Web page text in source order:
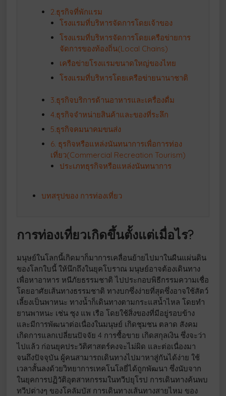
2.ธุรกิจที่พักแรม
โรงแรมที่บริหารจัดการโดยเจ้าของ
โรงแรมที่บริหารจัดการโดยเครือข่ายการ
จัดการของท้องถิ่น(Local Chains)
เครือข่ายโรงแรมขนาดใหญ่ของไทย
โรงแรมที่บริหารโดยเครือข่ายนานาชาติ
3.ธุรกิจบริการด้านอาหารและเครื่องดื่ม
4.ธุรกิจจำหน่ายสินค้าและของที่ระลึก
5.ธุรกิจคมนาคมขนส่ง
6. ธุรกิจหรือแหล่งนันทนาการเพื่อการท่อง
เที่ยว(Commercial Recreation Tourism)
ประเภทธุรกิจหรือแหล่งนันทนาการ
บทสรุปของ การท่องเที่ยว
การท่องเที่ยวเกิดขึ้นตั้งแต่เมื่อไร?
มนุษย์ในโลกนี้เกิดมาก็มาการเคลื่อนย้ายไปมาในผืนแผ่นดิน
ของโลกใบนี้ ให้นึกถึงในยุคโบราณ มนุษย์อาจต้องเดินทาง
เพื่อหาอาหาร หนีภัยธรรมชาติ ไปประกอบพิธีกรรมความเชื่อ
โดยอาศัยเส้นทางธรรมชาติ ทางบกซึ่งง่ายที่สุดซึ่งอาจใช้สัตว์
เลี้ยงเป็นพาหนะ ทางน้ำก็เดินทางตามกระแสน้ำไหล โดยทำ
ยานพาหนะ เช่น ซุง แพ เรือ โดยใช้สิ่งของที่มีอยู่รอบข้าง
และมีการพัฒนาต่อเนื่องในมนุษย์ เกิดชุมชน ตลาด สังคม
เกิดการแลกเปลี่ยนปัจจัย 4 การซื้อขาย เกิดสกุลเงิน ซึ่งจะว่า
ไปแล้ว ก่อนยุคประวัติศาสตร์คงจะไม่ผิด และต่อเนื่องมา
จนถึงปัจจุบัน ผู้คนสามารถเดินทางไปมาหาสู่กันได้ง่าย ใช้
เวลาสั้นลงด้วยวิทยาการเทคโนโลยี่ได้ถูกพัฒนา ซึ่งนับจาก
ในยุคการปฏิวัติอุตสาหกรรมในทวีปยุโรป การเดินทางค้นพบ
ทวีปต่างๆ ของโคลัมบัส การเดินทางเส้นทางสายไหม ของ